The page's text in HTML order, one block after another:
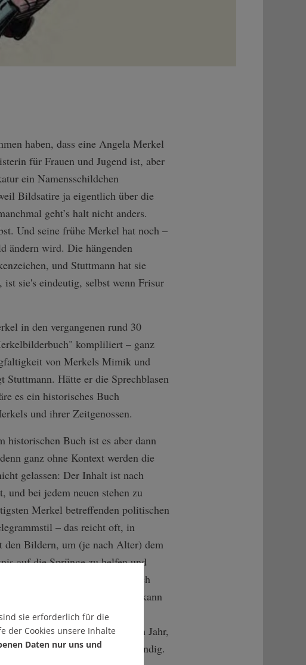
haben, dass eine Angela Merkel
für Frauen und Jugend ist, aber
ein Namensschildchen
Bildsatire ja eigentlich über die
geht’s halt nicht anders.
Und seine frühe Merkel hat noch –
ändern wird. Die hängenden
und Stuttmann hat sie
sie's eindeutig, selbst wenn Frisur
in den vergangenen rund 30
kompliliert – ganz
von Merkels Mimik und
Stuttmann. Hätte er die Sprechblasen
es ein historisches Buch
und ihrer Zeitgenossen.
historischen Buch ist es aber dann
ganz ohne Kontext werden die
gelassen: Der Inhalt ist nach
und bei jedem neuen stehen zu
Merkel betreffenden politischen
– das reicht oft, in
den Bildern, um (je nach Alter) dem
auf die Sprünge zu helfen und
oder andere zu ergänzen. Wer sich
der Textlosigkeit abfinden will, kann
auf dessen Homepage
Per Suchfunktion nach Jahr,
wird man hier sehr schnell fündig.
sie erforderlich für die
der Cookies unsere Inhalte
Daten nur uns und